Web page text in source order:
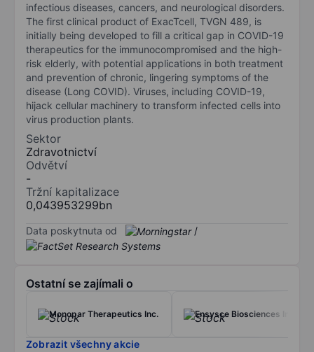
infectious diseases, cancers, and neurological disorders.
The first clinical product of ExacTcell, TVGN 489, is
initially being developed to fill a critical gap in COVID-19
therapeutics for the immunocompromised and the high-
risk elderly, with potential applications in both treatment
and prevention of chronic, lingering symptoms of the
disease (Long COVID). Viruses, including COVID-19,
hijack cellular machinery to transform infected cells into
virus production plants.
Sektor
Zdravotnictví
Odvětví
-
Tržní kapitalizace
0,043953299bn
Data poskytnuta od /
Ostatní se zajímali o
Monopar Therapeutics Inc. Ensysce Biosciences Inc.
Zobrazit všechny akcie